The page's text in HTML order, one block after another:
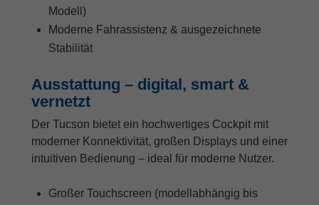
Modell)
Moderne Fahrassistenz & ausgezeichnete
Stabilität
Ausstattung – digital, smart &
vernetzt
Der Tucson bietet ein hochwertiges Cockpit mit
moderner Konnektivität, großen Displays und einer
intuitiven Bedienung – ideal für moderne Nutzer.
Großer Touchscreen (modellabhängig bis